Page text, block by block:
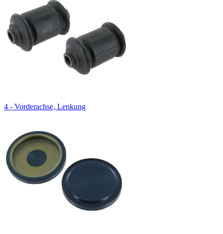
4 - Vorderachse, Lenkung